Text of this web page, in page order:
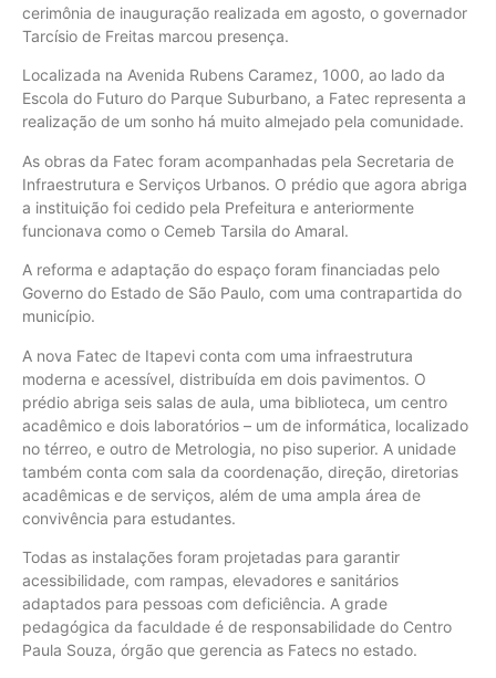
cerimônia de inauguração realizada em agosto, o governador
Tarcísio de Freitas marcou presença.
Localizada na Avenida Rubens Caramez, 1000, ao lado da
Escola do Futuro do Parque Suburbano, a Fatec representa a
realização de um sonho há muito almejado pela comunidade.
As obras da Fatec foram acompanhadas pela Secretaria de
Infraestrutura e Serviços Urbanos. O prédio que agora abriga
a instituição foi cedido pela Prefeitura e anteriormente
funcionava como o Cemeb Tarsila do Amaral.
A reforma e adaptação do espaço foram financiadas pelo
Governo do Estado de São Paulo, com uma contrapartida do
município.
A nova Fatec de Itapevi conta com uma infraestrutura
moderna e acessível, distribuída em dois pavimentos. O
prédio abriga seis salas de aula, uma biblioteca, um centro
acadêmico e dois laboratórios – um de informática, localizado
no térreo, e outro de Metrologia, no piso superior. A unidade
também conta com sala da coordenação, direção, diretorias
acadêmicas e de serviços, além de uma ampla área de
convivência para estudantes.
Todas as instalações foram projetadas para garantir
acessibilidade, com rampas, elevadores e sanitários
adaptados para pessoas com deficiência. A grade
pedagógica da faculdade é de responsabilidade do Centro
Paula Souza, órgão que gerencia as Fatecs no estado.